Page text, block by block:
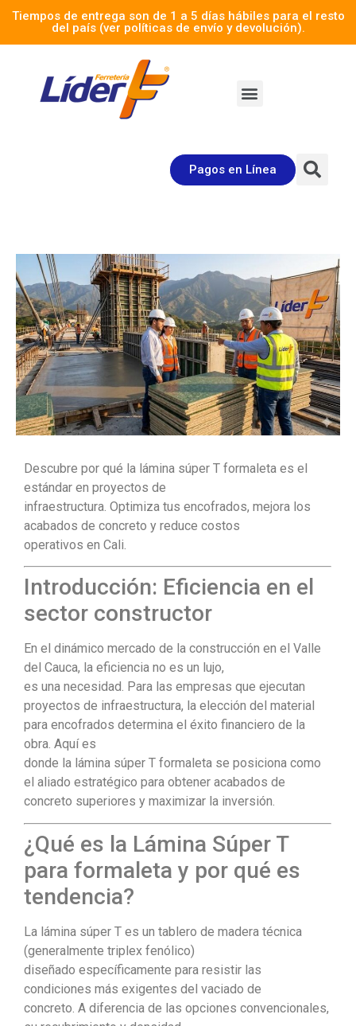
Tiempos de entrega son de 1 a 5 días hábiles para el resto
del país (ver políticas de envío y devolución).
Pagos en Línea
Descubre por qué la lámina súper T formaleta es el
estándar en proyectos de
infraestructura. Optimiza tus encofrados, mejora los
acabados de concreto y reduce costos
operativos en Cali.
Introducción: Eficiencia en el
sector constructor
En el dinámico mercado de la construcción en el Valle
del Cauca, la eficiencia no es un lujo,
es una necesidad. Para las empresas que ejecutan
proyectos de infraestructura, la elección del material
para encofrados determina el éxito financiero de la
obra. Aquí es
donde la lámina súper T formaleta se posiciona como
el aliado estratégico para obtener acabados de
concreto superiores y maximizar la inversión.
¿Qué es la Lámina Súper T
para formaleta y por qué es
tendencia?
La lámina súper T es un tablero de madera técnica
(generalmente triplex fenólico)
diseñado específicamente para resistir las
condiciones más exigentes del vaciado de
concreto. A diferencia de las opciones convencionales,